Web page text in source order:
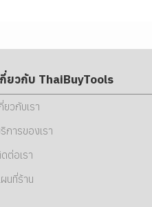
กี่ยวกับ ThaiBuyTools
ยวกับเรา
การของเรา
ต่อเรา
นที่ร้าน